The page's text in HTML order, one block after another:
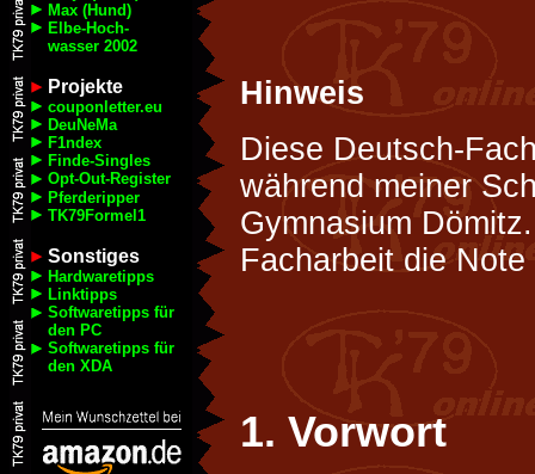
Max (Hund)
Elbe-Hoch-
wasser 2002
Projekte
couponletter.eu
DeuNeMa
F1ndex
Finde-Singles
Opt-Out-Register
Pferderipper
TK79Formel1
Sonstiges
Hardwaretipps
Linktipps
Softwaretipps für
den PC
Softwaretipps für
den XDA
Hinweis
Diese Deutsch-
während meiner
Gymnasium
Facharbeit die Note
1. Vorwort